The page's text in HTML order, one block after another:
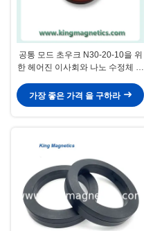
공통 모드 초우크 N30-20-10을 위
한 헤어진 이사회와 나노 수정체 핵
가장 좋은 가격 을 구하라